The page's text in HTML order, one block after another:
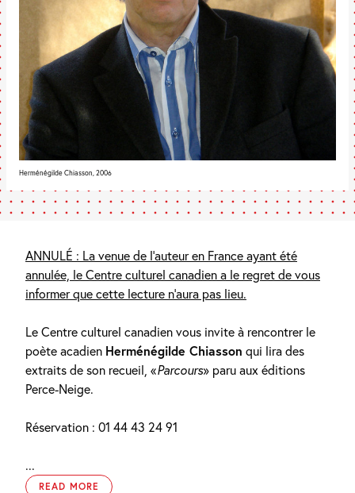
Herménégilde Chiasson, 2006
ANNULÉ : La venue de l’auteur en France ayant été
annulée, le Centre culturel canadien a le regret de vous
informer que cette lecture n’aura pas lieu.
Le Centre culturel canadien vous invite à rencontrer le
poète acadien Herménégilde Chiasson qui lira des
extraits de son recueil, «Parcours» paru aux éditions
Perce-Neige.
Réservation : 01 44 43 24 91
...
READ MORE